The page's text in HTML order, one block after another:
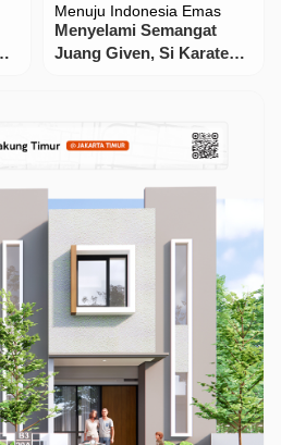
Menuju Indonesia Emas
Menyelami Semangat
Juang Given, Si Karateka